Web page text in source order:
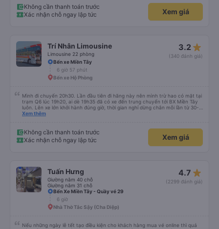
Không cần thanh toán trước
Xác nhận chỗ ngay lập tức
Xem giá
Trí Nhân Limousine
Limousine 22 phòng
3.2 star_rate
(340 đánh giá)
Bến xe Miền Tây
6 giờ 57 phút
Bến xe Hộ Phòng
Mình đi chuyến 20h30. Lần đầu tiên đi hãng này nên mình trừ hao có mặt tại
trạm Q6 lúc 19h20, ai dè 19h35 đã có xe đến trung chuyển tới BX Miền Tây
luôn. Lên xe lớn khởi hành đúng giờ, thời gian nghỉ dừng chân mỗi lần từ 30-
45 phút. Đến trạm Giá Rai thì có xe trung chuyển chờ sẵn chở đến nơi.
Xem thêm
Không cần thanh toán trước
Xác nhận chỗ ngay lập tức
Xem giá
Tuấn Hưng
Giường nằm 40 chỗ
Giường nằm 31 chỗ
4.7 star_rate
(2299 đánh giá)
Bến Xe Miền Tây - Quầy vé 29
6 giờ
Nhà Thờ Tắc Sậy (Cha Diệp)
Nếu những ngày lễ tết tạo điều kiện cho khách hàng mua vé online thì quá